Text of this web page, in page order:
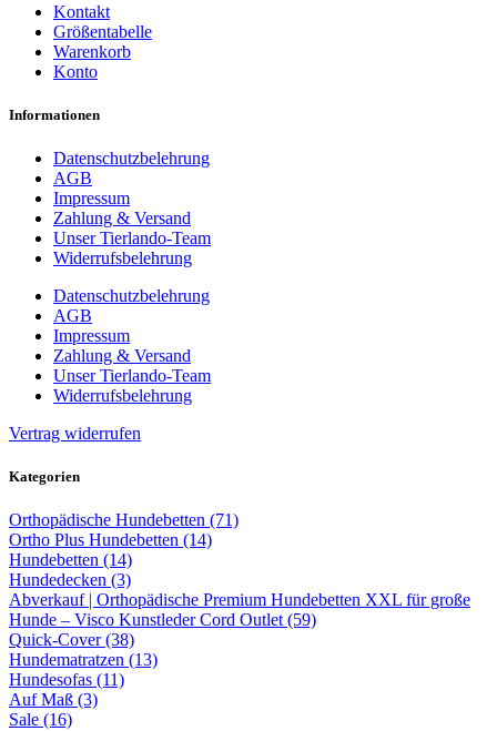
Kontakt
Größentabelle
Warenkorb
Konto
Informationen
Datenschutzbelehrung
AGB
Impressum
Zahlung & Versand
Unser Tierlando-Team
Widerrufsbelehrung
Datenschutzbelehrung
AGB
Impressum
Zahlung & Versand
Unser Tierlando-Team
Widerrufsbelehrung
Vertrag widerrufen
Kategorien
Orthopädische Hundebetten (71)
Ortho Plus Hundebetten (14)
Hundebetten (14)
Hundedecken (3)
Abverkauf | Orthopädische Premium Hundebetten XXL für große
Hunde – Visco Kunstleder Cord Outlet (59)
Quick-Cover (38)
Hundematratzen (13)
Hundesofas (11)
Auf Maß (3)
Sale (16)